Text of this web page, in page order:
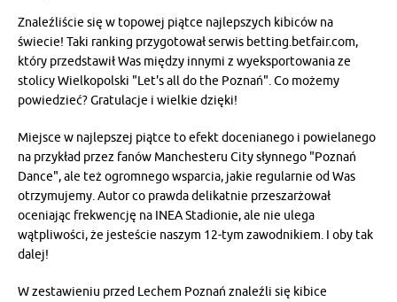
Znaleźliście się w topowej piątce najlepszych kibiców na
świecie! Taki ranking przygotował serwis betting.betfair.com,
który przedstawił Was między innymi z wyeksportowania ze
stolicy Wielkopolski "Let's all do the Poznań". Co możemy
powiedzieć? Gratulacje i wielkie dzięki!
Miejsce w najlepszej piątce to efekt docenianego i powielanego
na przykład przez fanów Manchesteru City słynnego "Poznań
Dance", ale też ogromnego wsparcia, jakie regularnie od Was
otrzymujemy. Autor co prawda delikatnie przeszarżował
oceniając frekwencję na INEA Stadionie, ale nie ulega
wątpliwości, że jesteście naszym 12-tym zawodnikiem. I oby tak
dalej!
W zestawieniu przed Lechem Poznań znaleźli się kibice